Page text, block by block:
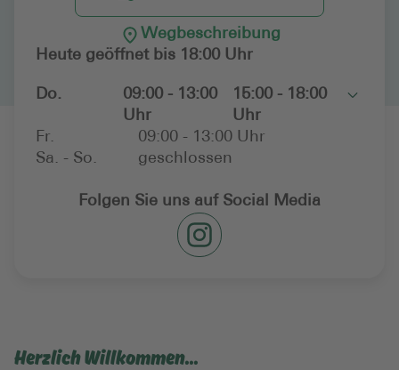
Wegbeschreibung
Heute geöffnet bis 18:00 Uhr
Do.
09:00 - 13:00
Uhr
15:00 - 18:00
Uhr
Fr.
09:00 - 13:00 Uhr
Sa. - So.
geschlossen
Toggle
Folgen Sie uns auf Social Media
Herzlich Willkommen...